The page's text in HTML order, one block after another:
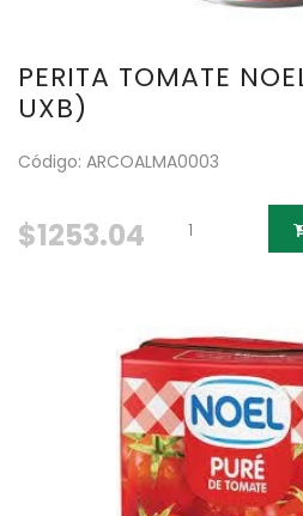
PERITA TOMATE
UXB)
Código: ARCOALMA0003
$1253.04